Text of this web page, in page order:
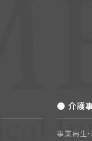
● 介護
事業再生